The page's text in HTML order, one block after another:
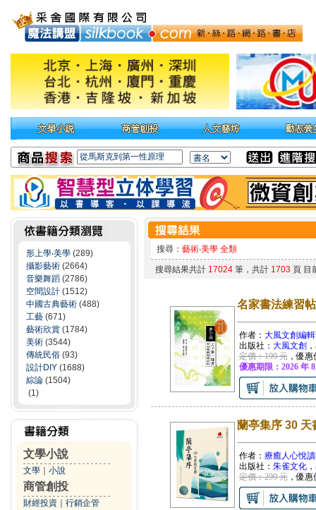
形上學‧美學 (289)
攝影藝術 (2664)
音樂舞蹈 (2786)
空間設計 (1512)
中國古典藝術 (488)
工藝 (671)
藝術欣賞 (1784)
美術 (3544)
傳統民俗 (93)
設計DIY (1688)
綜論 (1504)
(1)
文學小說
文學 小說
商管創投
財經投資 行銷企管
搜尋： 藝術‧美學 全類
搜尋結果共計 17024筆，共計 1703 頁 目
名家書法練習
作者： 大風文創編
出版社： 大風文創
定價：199 元，優惠
優惠期限：2026 年
蘭亭集序 30 天
作者： 療癒人心悅
出版社： 朱雀文化
定價：299 元，優惠